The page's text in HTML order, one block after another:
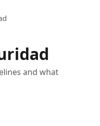
and what